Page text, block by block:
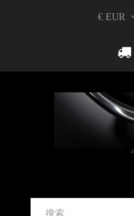
€ EUR